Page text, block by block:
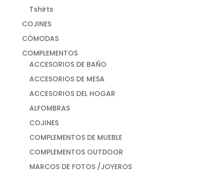
Tshirts
COJINES
CÓMODAS
COMPLEMENTOS
ACCESORIOS DE BAÑO
ACCESORIOS DE MESA
ACCESORIOS DEL HOGAR
ALFOMBRAS
COJINES
COMPLEMENTOS DE MUEBLE
COMPLEMENTOS OUTDOOR
MARCOS DE FOTOS /JOYEROS